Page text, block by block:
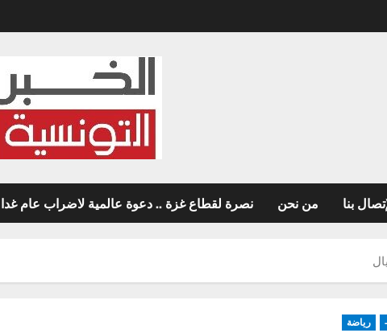
بنا من نحن نصرة لقطاع غزة .. دعوة عالمية لاضراب عام غدا
- رياضة